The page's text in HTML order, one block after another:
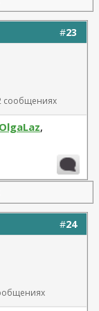
#23
сообщениях
OlgaLaz,
#24